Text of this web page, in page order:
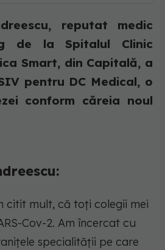
reputat medic
de la Spitalul Clinic
Smart, din Capitală, a
pentru DC Medical, o
conform căreia noul
citit mult, că toți colegii mei
Cov-2. Am încercat cu
specialității pe care